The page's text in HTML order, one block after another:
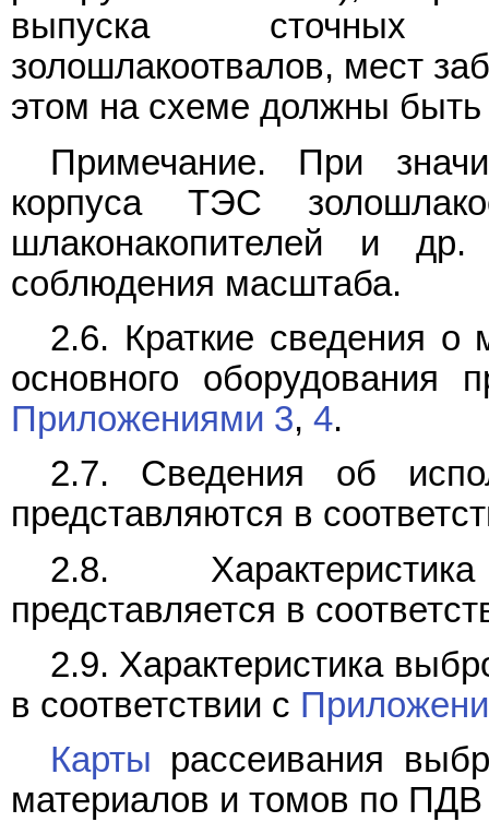
выпуска сточных
золошлакоотвалов, мест
этом на схеме должны
Примечание. При
корпуса ТЭС
шлаконакопителей и
соблюдения масштаба.
2.6. Краткие сведения о
основного оборудования
Приложениями 3, 4.
2.7. Сведения об
представляются в
2.8.
представляется в
2.9. Характеристика
в соответствии с
Карты рассеивания
материалов и томов по